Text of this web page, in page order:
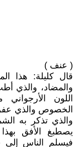
( عنف )
قال كليلة: هذا
والمضاد، والذي
اللون
الخصوص والذي
والذي تذكر به
يصطبغ الأفق بهذا
فيسلم الناس إلى